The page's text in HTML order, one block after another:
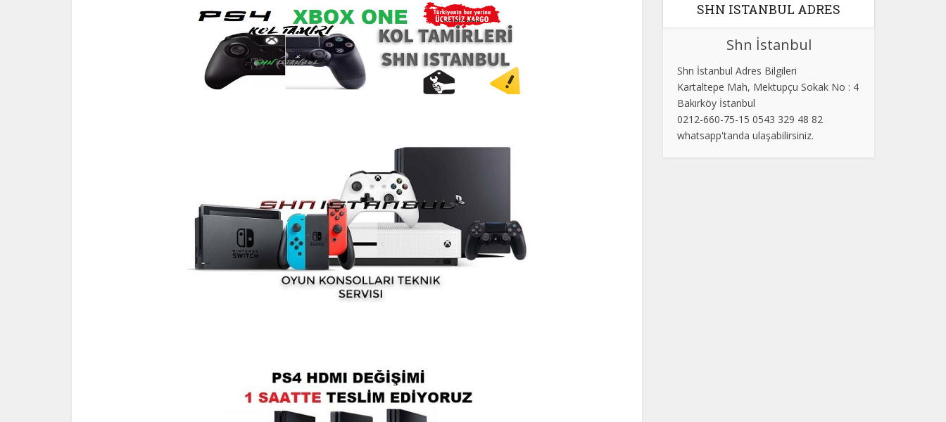
SHN ISTANBUL ADRES
Shn İstanbul
Shn İstanbul Adres Bilgileri
Kartaltepe Mah, Mektupçu Sokak No : 4
Bakırköy İstanbul
0212-660-75-15 0543 329 48 82
whatsapp'tanda ulaşabilirsiniz.